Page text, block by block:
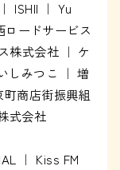
ISHII ｜ Yu
ードサービス
株式会社 ｜ ケ
しみつこ ｜ 増
商店街振興組
式会社
｜ Kiss FM